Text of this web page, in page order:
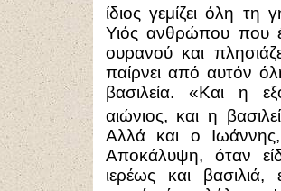
ίδιος γεμίζει όλη τη
Υιός ανθρώπου που
ουρανού και
παίρνει από αυτόν
βασιλεία. «Και η
αιώνιος, και η
Αλλά και ο
Αποκάλυψη, όταν
ιερέως και